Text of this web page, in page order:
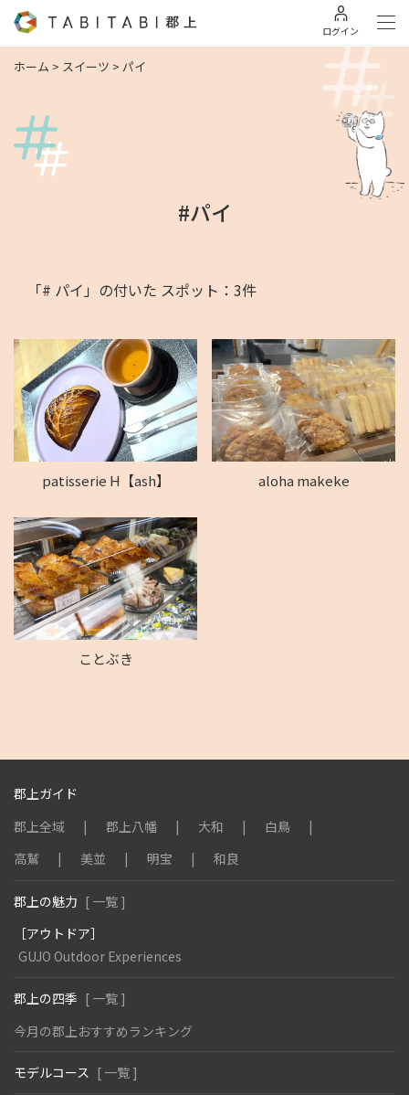
ログイン
ホーム > スイーツ > パイ
#パイ
「# パイ」の付いた スポット：3件
patisserie H【ash】 aloha makeke
ことぶき
郡上ガイド
郡上全域
郡上八幡 大和
白鳥
高鷲
美並 明宝 和良
郡上の魅力 [ 一覧 ]
［アウトドア］
GUJO Outdoor Experiences
郡上の四季 [ 一覧 ]
今月の郡上おすすめランキング
モデルコース [ 一覧 ]